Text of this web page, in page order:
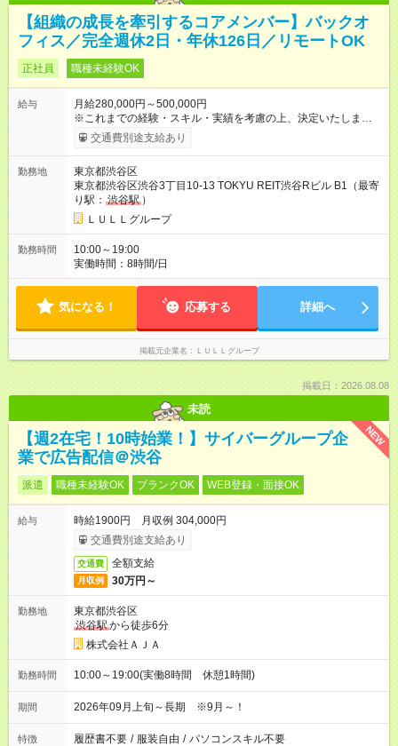
【組織の成長を牽引するコアメンバー】バックオ
フィス／完全週休2日・年休126日／リモートOK
正社員 職種未経験OK
給与
月給280,000円～500,000円
※これまでの経験・スキル・実績を考慮の上、決定いたします。
※業績に応じた賞与あり。 【試用期間】試用期間あり 試用期間
の長さ：6ヶ月 雇用形態、給与は本採用時と同じです。
交通費別途支給あり
勤務地
東京都渋谷区
東京都渋谷区渋谷3丁目10-13 TOKYU REIT渋谷Rビル B1（最寄
り駅： 渋谷駅 ）
ＬＵＬＬグループ
勤務時間
10:00～19:00
実働時間：8時間/日
気になる！ 応募する 詳細へ
掲載元企業名 ＬＵＬＬグループ
掲載日：2026.08.08
未読
NEW
【週2在宅！10時始業！】サイバーグループ企
業で広告配信＠渋谷
派遣 職種未経験OK ブランクOK WEB登録・面接OK
給与
時給1900円 月収例 304,000円
交通費別途支給あり
交通費 全額支給
月収例 30万円～
勤務地
東京都渋谷区
渋谷駅から徒歩6分
株式会社ＡＪＡ
勤務時間 10:00～19:00(実働8時間 休憩1時間)
期間 2026年09月上旬～長期 ※9月～！
特徴 履歴書不要 / 服装自由 / パソコンスキル不要